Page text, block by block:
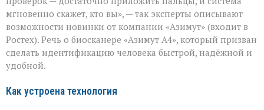
за
секунды»:
новый
биосканер
от
«Азимута»
мгновенно скажет, кто вы», — так эксперты описывают
возможности новинки от компании «Азимут» (входит в
Ростех). Речь о биосканере «Азимут А4», который призван
сделать идентификацию человека быстрой, надёжной и
удобной.
Как устроена технология